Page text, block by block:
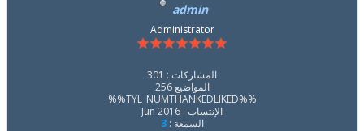
admin
Administrator
المشاركات : 301
المواضيع 256
%%TYL_NUMTHANKEDLIKED%%
الإنتساب : Jun 2016
السمعة :3